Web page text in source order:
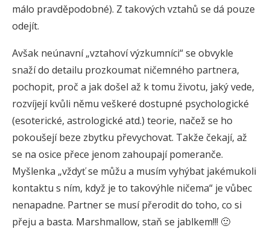
málo pravděpodobné). Z takových vztahů se dá pouze
odejít.
Avšak neúnavní „vztahoví výzkumníci“ se obvykle
snaží do detailu prozkoumat ničemného partnera,
pochopit, proč a jak došel až k tomu životu, jaký vede,
rozvíjejí kvůli němu veškeré dostupné psychologické
(esoterické, astrologické atd.) teorie, načež se ho
pokoušejí beze zbytku převychovat. Takže čekají, až
se na osice přece jenom zahoupají pomeranče.
Myšlenka „vždyť se můžu a musím vyhýbat jakémukoli
kontaktu s ním, když je to takovýhle ničema“ je vůbec
nenapadne. Partner se musí přerodit do toho, co si
přeju a basta. Marshmallow, staň se jablkem!!! 🙂